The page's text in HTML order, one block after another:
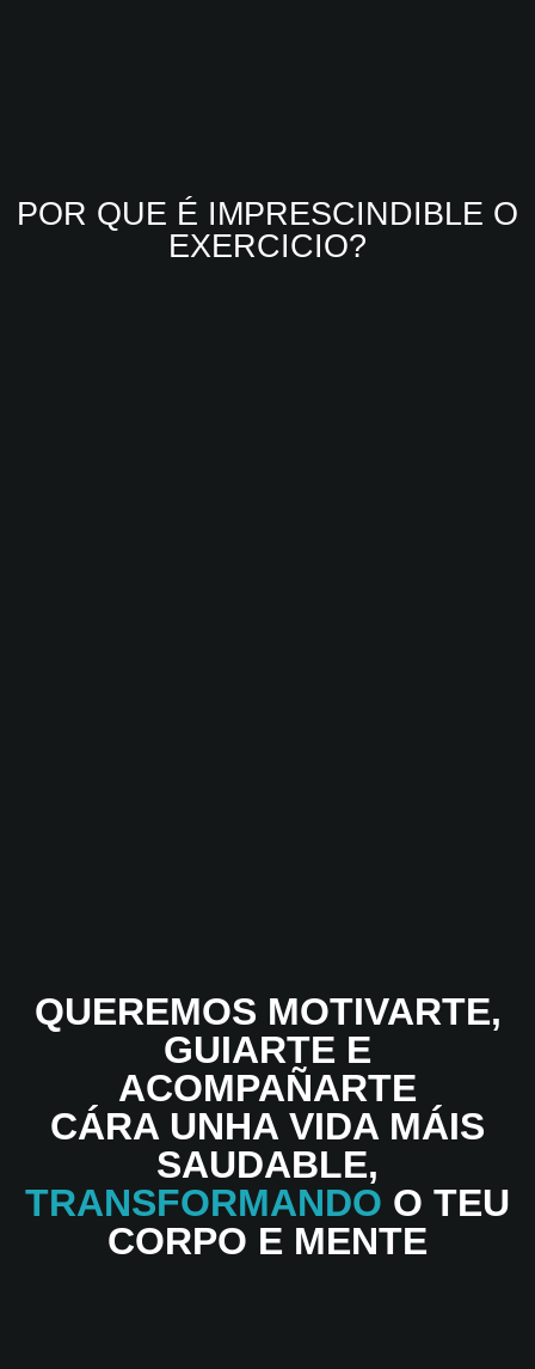
POR QUE É IMPRESCINDIBLE O
EXERCICIO?
QUEREMOS MOTIVARTE,
GUIARTE E
ACOMPAÑARTE
CÁRA UNHA VIDA MÁIS
SAUDABLE,
TRANSFORMANDO O TEU
CORPO E MENTE